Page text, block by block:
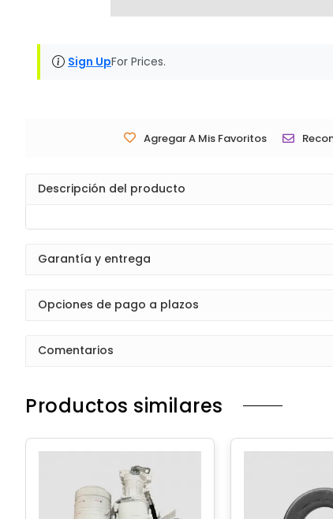
Sign UpFor Prices.
Agregar A Mis Favoritos
Descripción del producto
Garantía y entrega
Opciones de pago a plazos
Comentarios
Productos similares